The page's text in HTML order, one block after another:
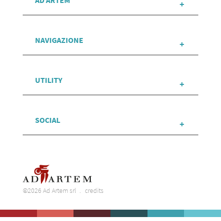
NAVIGAZIONE
UTILITY
SOCIAL
©2026 Ad Artem srl credits